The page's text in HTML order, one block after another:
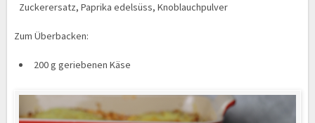
Zuckerersatz, Paprika edelsüss, Knoblauchpulver
Zum Überbacken:
200 g geriebenen Käse